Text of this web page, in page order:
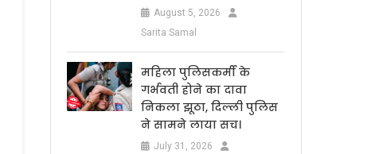
August 5, 2026
Sarita Samal
महिला पुलिसकर्मी के
गर्भवती होने का दावा
निकला झूठा, दिल्ली पुलिस
ने सामने लाया सच।
July 31, 2026